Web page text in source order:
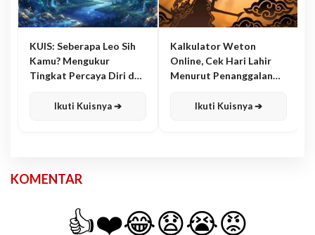
KUIS: Seberapa Leo Sih
Kamu? Mengukur
Tingkat Percaya Diri dan
Ikuti Kuisnya ➔
Kalkulator Weton
Online, Cek Hari Lahir
Menurut Penanggalan
Ikuti Kuisnya ➔
KOMENTAR
👍❤️😂😧😭😡